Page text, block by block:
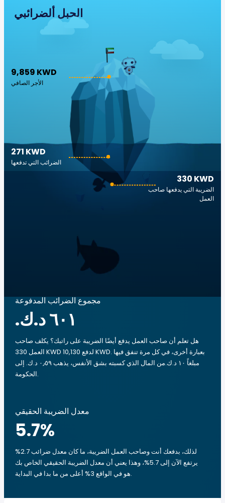
الجبل ألضرائبي
9,859 KWD
الأجر الصافي
330 KWD
الضريبة التي يدفعها صاحب
العمل
271 KWD
الضرائب التي تدفعها
مجموع الضرائب المدفوعة
هل تعلم أن صاحب العمل يدفع أيضًا الضريبة على راتبك؟ يكلف صاحب
العمل 330 KWD لدفع 10,130 KWD. بعبارة أخرى، في كل مرة تنفق فيها
مبلغاً ‏١٠ د.ك.‏من المال الذي كسبته بشق الأنفس، يذهب ‏٠٫٥٩ د.ك.‏ إلى
الحكومة.
معدل الضريبة الحقيقي
5.7%
لذلك، بدفعك أنت وصاحب العمل الضريبة، ما كان معدل ضرائب 2.7%
يرتفع الآن إلى 5.7%، وهذا يعني أن معدل الضريبة الحقيقي الخاص بك
هو في الواقع 3% أعلى من ما بدا في البداية.